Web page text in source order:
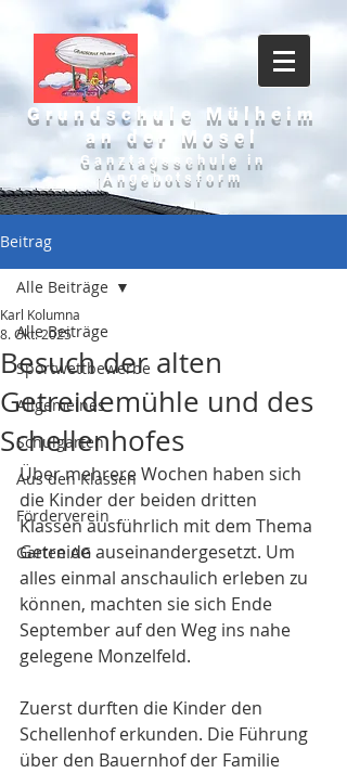
Grundschule Mülheim
an der Mosel
Ganztagsschule in
Angebotsform
Beitrag
Alle Beiträge
Sportwettbewerbe
Allgemeines
Schulgarten
Aus den Klassen
Förderverein
Garten AG
Alle Beiträge
Besuch der alten
Getreidemühle und des
Schellenhofes
Karl Kolumna
8. Okt. 2025
Über mehrere Wochen haben sich
die Kinder der beiden dritten
Klassen ausführlich mit dem Thema
Getreide auseinandergesetzt. Um
alles einmal anschaulich erleben zu
können, machten sie sich Ende
September auf den Weg ins nahe
gelegene Monzelfeld.
Zuerst durften die Kinder den
Schellenhof erkunden. Die Führung
über den Bauernhof der Familie